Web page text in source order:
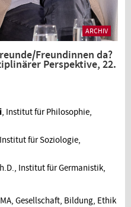
ARCHIV
Freundinnen da?
Perspektive, 22.
, Institut für Philosophie,
für Soziologie,
Institut für Germanistik,
Gesellschaft, Bildung, Ethik